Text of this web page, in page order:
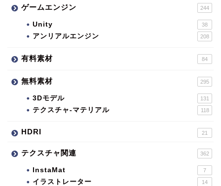
ゲームエンジン 244
Unity 38
アンリアルエンジン 208
有料素材 84
無料素材 295
3Dモデル 131
テクスチャ-マテリアル 118
HDRI 21
テクスチャ関連 362
InstaMat 7
イラストレーター 14